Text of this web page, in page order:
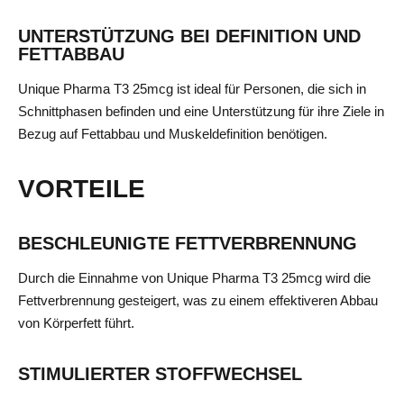
UNTERSTÜTZUNG BEI DEFINITION UND
FETTABBAU
Unique Pharma T3 25mcg ist ideal für Personen, die sich in
Schnittphasen befinden und eine Unterstützung für ihre Ziele in
Bezug auf Fettabbau und Muskeldefinition benötigen.
VORTEILE
BESCHLEUNIGTE FETTVERBRENNUNG
Durch die Einnahme von Unique Pharma T3 25mcg wird die
Fettverbrennung gesteigert, was zu einem effektiveren Abbau
von Körperfett führt.
STIMULIERTER STOFFWECHSEL